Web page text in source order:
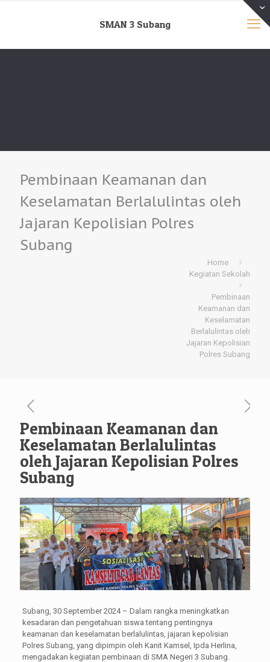
SMAN 3 Subang
Pembinaan Keamanan dan
Keselamatan Berlalulintas oleh
Jajaran Kepolisian Polres
Subang
Home
Kegiatan Sekolah
Pembinaan
Keamanan dan
Keselamatan
Berlalulintas oleh
Jajaran Kepolisian
Polres Subang
Pembinaan Keamanan dan
Keselamatan Berlalulintas
oleh Jajaran Kepolisian Polres
Subang
Subang, 30 September 2024 – Dalam rangka meningkatkan
kesadaran dan pengetahuan siswa tentang pentingnya
keamanan dan keselamatan berlalulintas, jajaran kepolisian
Polres Subang, yang dipimpin oleh Kanit Kamsel, Ipda Herlina,
mengadakan kegiatan pembinaan di SMA Negeri 3 Subang.